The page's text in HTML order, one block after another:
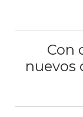
Con
nuevos